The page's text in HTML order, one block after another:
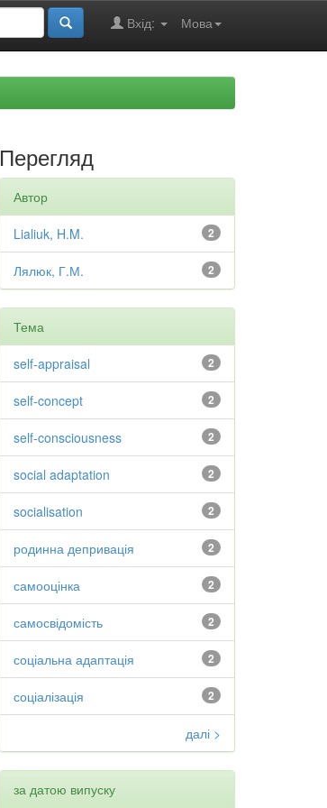
Мова
Вхід:
Перегляд
Автор
2
Lialiuk, H.M.
2
Лялюк, Г.М.
Тема
2
self-appraisal
2
self-concept
2
self-consciousness
2
social adaptation
2
socialisation
2
родинна депривація
2
самооцінка
2
самосвідомість
2
соціальна адаптація
2
соціалізація
далі >
за датою випуску